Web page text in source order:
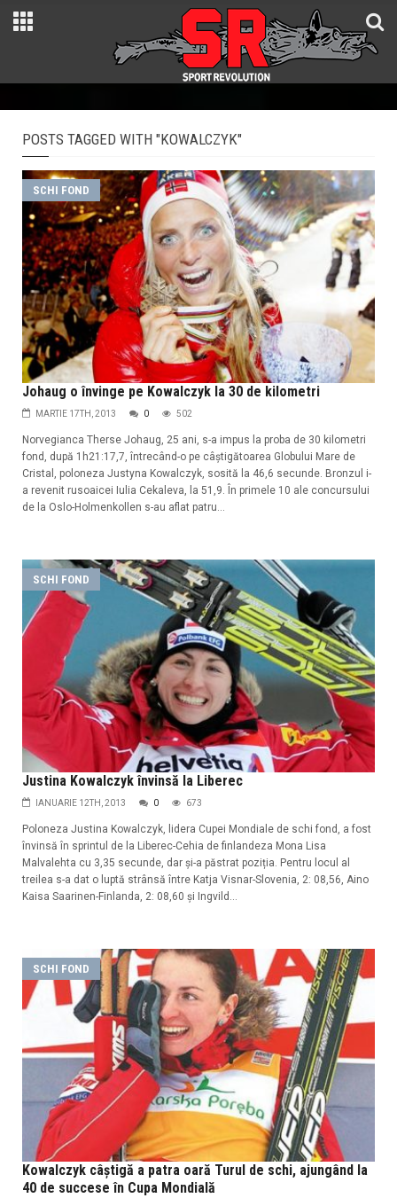
POSTS TAGGED WITH "KOWALCZYK"
SCHI FOND
Johaug o învinge pe Kowalczyk la 30 de kilometri
MARTIE 17TH, 2013 0 502
Norvegianca Therse Johaug, 25 ani, s-a impus la proba de 30 kilometri
fond, după 1h21:17,7, întrecând-o pe câștigătoarea Globului Mare de
Cristal, poloneza Justyna Kowalczyk, sosită la 46,6 secunde. Bronzul i-
a revenit rusoaicei Iulia Cekaleva, la 51,9. În primele 10 ale concursului
de la Oslo-Holmenkollen s-au aflat patru...
SCHI FOND
Justina Kowalczyk învinsă la Liberec
IANUARIE 12TH, 2013 0 673
Poloneza Justina Kowalczyk, lidera Cupei Mondiale de schi fond, a fost
învinsă în sprintul de la Liberec-Cehia de finlandeza Mona Lisa
Malvalehta cu 3,35 secunde, dar și-a păstrat poziția. Pentru locul al
treilea s-a dat o luptă strânsă între Katja Visnar-Slovenia, 2: 08,56, Aino
Kaisa Saarinen-Finlanda, 2: 08,60 și Ingvild...
SCHI FOND
Kowalczyk câștigă a patra oară Turul de schi, ajungând la
40 de succese în Cupa Mondială